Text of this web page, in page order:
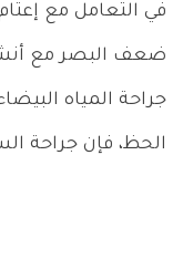
في التعامل مع
ضعف البصر مع
جراحة المياه
الحظ، فإن جراحة